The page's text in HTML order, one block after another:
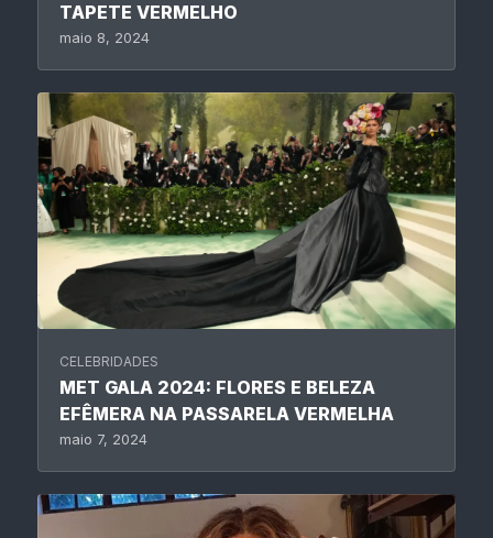
TAPETE VERMELHO
maio 8, 2024
CELEBRIDADES
MET GALA 2024: FLORES E BELEZA
EFÊMERA NA PASSARELA VERMELHA
maio 7, 2024